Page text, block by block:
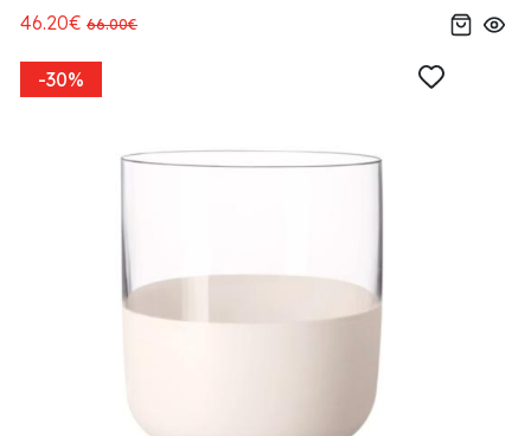
46.20€ 66.00€
-30%